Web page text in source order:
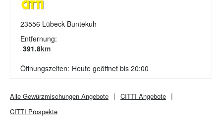
23556 Lübeck Buntekuh
Entfernung:
391.8km
Öffnungszeiten: Heute geöffnet bis 20:00
Alle Gewürzmischungen Angebote CITTI Angebote
CITTI Prospekte